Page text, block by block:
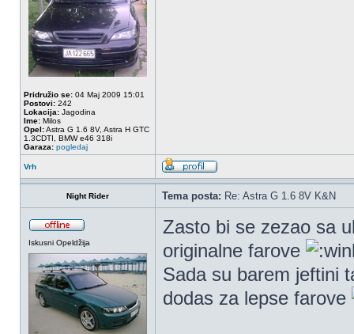
Pridružio se: 04 Maj 2009 15:01
Postovi: 242
Lokacija: Jagodina
Ime: Milos
Opel:Astra G 1.6 8V, Astra H GTC
1.3CDTI, BMW e46 318i
Garaza: pogledaj
Vrh
Night Rider Tema posta: Re: Astra G 1.6 8V K&N
Iskusni Opeldžija
Zasto bi se zezao sa
originalne farove
Sada su barem jeftini
dodas za lepse farove